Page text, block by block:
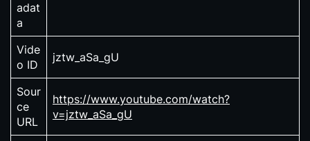
adat
a
Vide
o ID
jztw_aSa_gU
Sour
ce
URL
https://www.youtube.com/watch?
v=jztw_aSa_gU